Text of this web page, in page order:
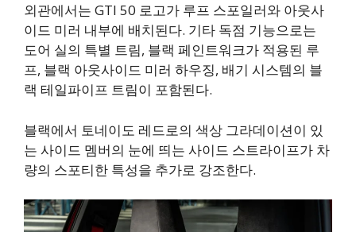
외관에서는 GTI 50 로고가 루프 스포일러와 아웃사
이드 미러 내부에 배치된다. 기타 독점 기능으로는
도어 실의 특별 트림, 블랙 페인트워크가 적용된 루
프, 블랙 아웃사이드 미러 하우징, 배기 시스템의 블
랙 테일파이프 트림이 포함된다.
블랙에서 토네이도 레드로의 색상 그라데이션이 있
는 사이드 멤버의 눈에 띄는 사이드 스트라이프가 차
량의 스포티한 특성을 추가로 강조한다.